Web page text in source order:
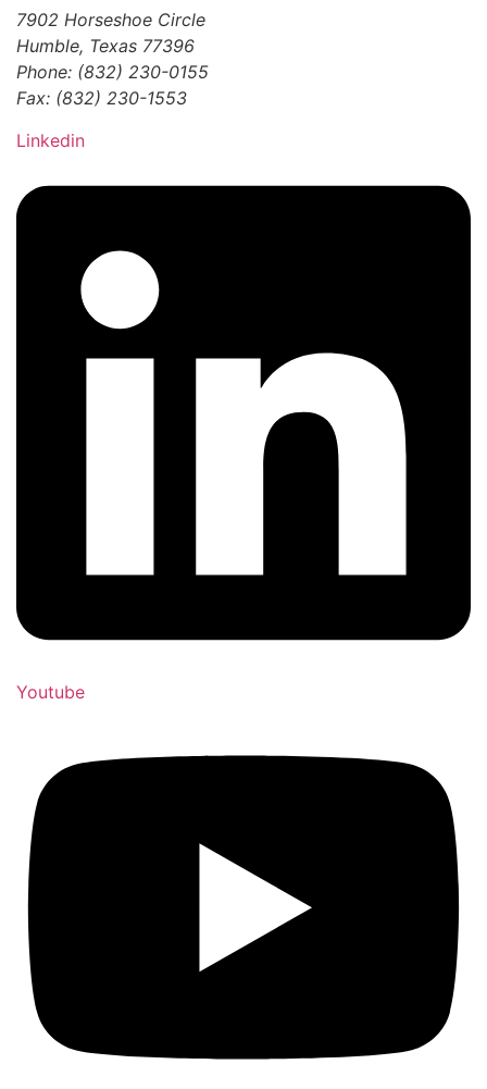
7902 Horseshoe Circle
Humble, Texas 77396
Phone: (832) 230-0155
Fax: (832) 230-1553
Linkedin
Youtube